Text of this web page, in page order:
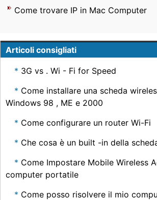
Come trovare IP in Mac Computer
Articoli consigliati
3G vs . Wi - Fi for Speed ​​
Come installare una scheda
Windows 98 , ME e 2000
Come configurare un router Wi-Fi
Che cosa è un built -in della
Come Impostare Mobile Wireless
computer portatile
Come posso risolvere il mio